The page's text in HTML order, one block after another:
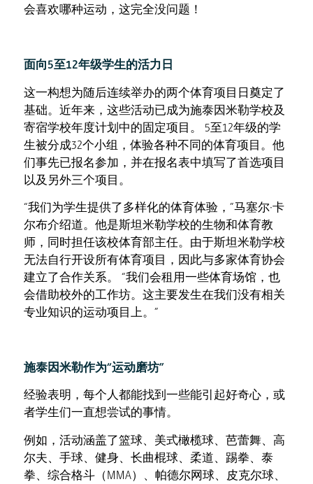
会喜欢哪种运动，这完全没问题！
面向5至12年级学生的活力日
这一构想为随后连续举办的两个体育项目日奠定了
基础。近年来，这些活动已成为施泰因米勒学校及
寄宿学校年度计划中的固定项目。 5至12年级的学
生被分成32个小组，体验各种不同的体育项目。他
们事先已报名参加，并在报名表中填写了首选项目
以及另外三个项目。
“我们为学生提供了多样化的体育体验，”马塞尔·卡
尔布介绍道。他是斯坦米勒学校的生物和体育教
师，同时担任该校体育部主任。由于斯坦米勒学校
无法自行开设所有体育项目，因此与多家体育协会
建立了合作关系。 “我们会租用一些体育场馆，也
会借助校外的工作坊。这主要发生在我们没有相关
专业知识的运动项目上。”
施泰因米勒作为“运动磨坊”
经验表明，每个人都能找到一些能引起好奇心，或
者学生们一直想尝试的事情。
例如，活动涵盖了篮球、美式橄榄球、芭蕾舞、高
尔夫、手球、健身、长曲棍球、柔道、踢拳、泰
拳、综合格斗（MMA）、帕德尔网球、皮克尔球、